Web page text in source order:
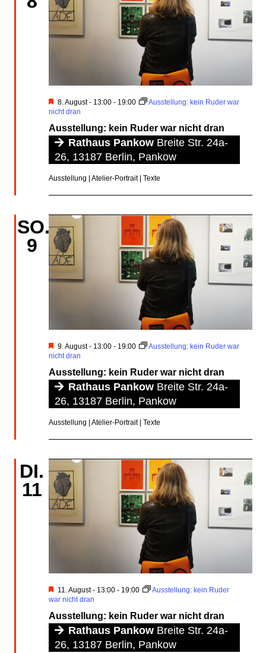
Ausstellung: kein Ruder war nicht dran
Hervorgehoben
8. August - 13:00 - 19:00
Ausstellung: kein Ruder war
nicht dran
Rathaus Pankow Breite Str. 24a-
26, 13187 Berlin, Pankow
Ausstellung | Atelier-Portrait | Texte
SO.
9
Ausstellung: kein Ruder war nicht dran
Hervorgehoben
9. August - 13:00 - 19:00
Ausstellung: kein Ruder war
nicht dran
Rathaus Pankow Breite Str. 24a-
26, 13187 Berlin, Pankow
Ausstellung | Atelier-Portrait | Texte
DI.
11
Ausstellung: kein Ruder war nicht dran
Hervorgehoben
11. August - 13:00 - 19:00
Ausstellung: kein Ruder
war nicht dran
Rathaus Pankow Breite Str. 24a-
26, 13187 Berlin, Pankow